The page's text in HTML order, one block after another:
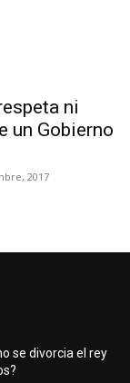
ni
un Gobierno
2017
se divorcia el rey